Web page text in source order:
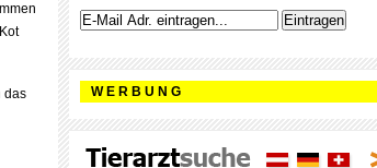
das
W E R B U N G